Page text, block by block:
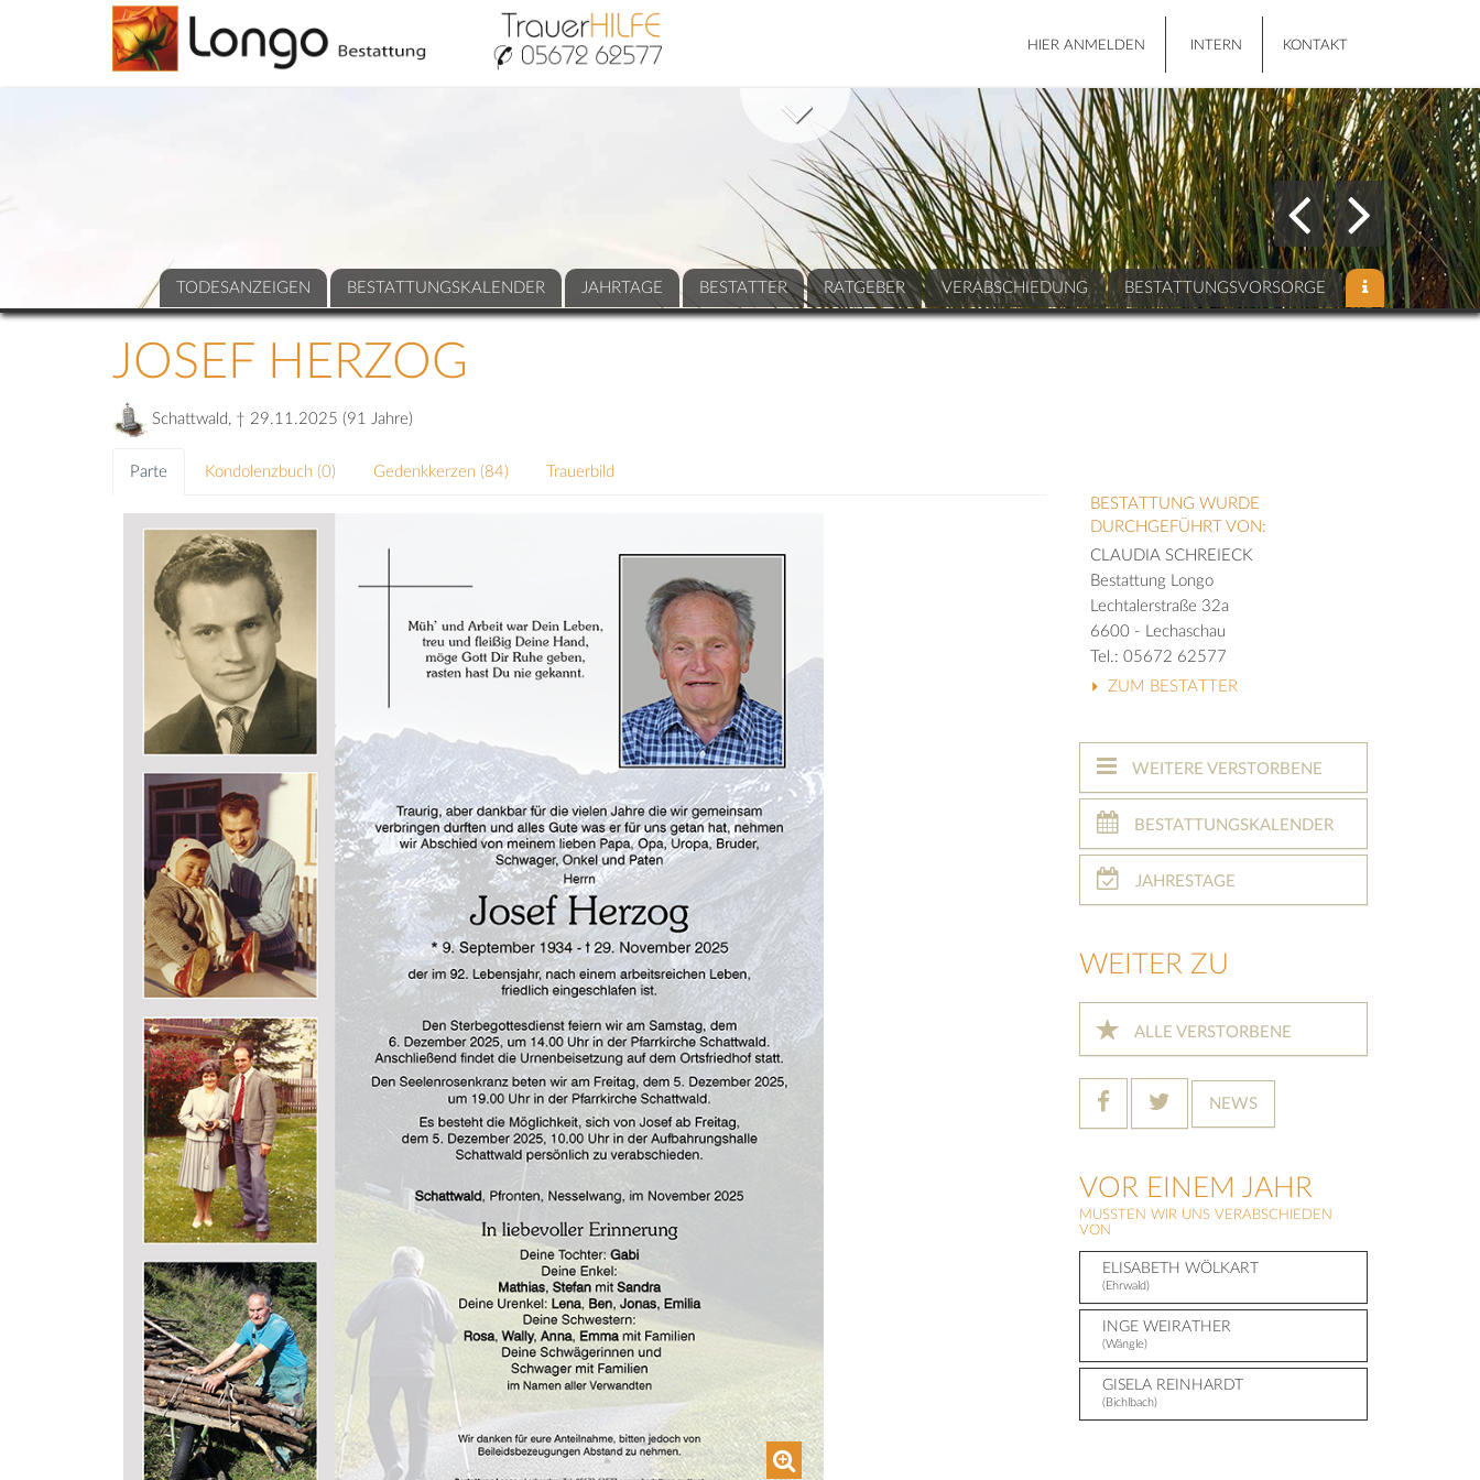
HIER ANMELDEN INTERN KONTAKT
TODESANZEIGEN BESTATTUNGSKALENDER JAHRTAGE BESTATTER RATGEBER VERABSCHIEDUNG BESTATTUNGSVORSORGE
JOSEF HERZOG
Schattwald, † 29.11.2025 (91 Jahre)
Parte Kondolenzbuch (0) Gedenkkerzen (84)
Trauerbild
BESTATTUNG WURDE
DURCHGEFÜHRT VON:
CLAUDIA SCHREIECK
Bestattung Longo
Lechtalerstraße 32a
6600 - Lechaschau
Tel.: 05672 62577
ZUM BESTATTER
WEITERE VERSTORBENE
BESTATTUNGSKALENDER
JAHRESTAGE
WEITER ZU
ALLE VERSTORBENE
NEWS
VOR EINEM JAHR
MUSSTEN WIR UNS VERABSCHIEDEN
VON
ELISABETH WÖLKART
(Ehrwald)
INGE WEIRATHER
(Wängle)
GISELA REINHARDT
(Bichlbach)